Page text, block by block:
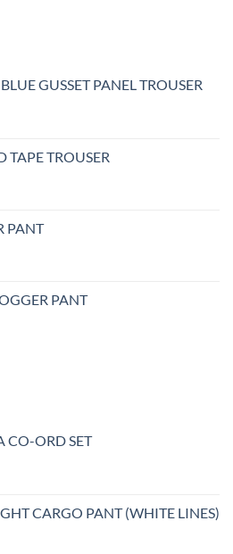
GUSSET PANEL TROUSER
TAPE TROUSER
PANT
PANT
CO-ORD SET
CARGO PANT (WHITE LINES)